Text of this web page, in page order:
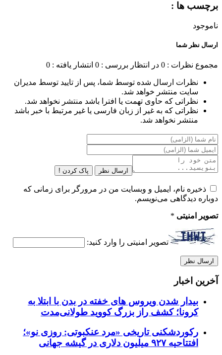
برچسب ها :
ناموجود
ارسال نظر شما
مجموع نظرات : 0 در انتظار بررسی : 0 انتشار یافته : 0
نظرات ارسال شده توسط شما، پس از تایید توسط مدیران
سایت منتشر خواهد شد.
نظراتی که حاوی تهمت یا افترا باشد منتشر نخواهد شد.
نظراتی که به غیر از زبان فارسی یا غیر مرتبط با خبر باشد
منتشر نخواهد شد.
ارسال نظر پاک کردن !
ذخیره نام، ایمیل و وبسایت من در مرورگر برای زمانی که
دوباره دیدگاهی می‌نویسم.
تصویر امنیتی *
تصویر امنیتی را وارد کنید:
آخرین اخبار
بیدار شدن ویروس‌ های خفته در بدن با ابتلا به
کرونا؛ کشف راز بزرگ کووید طولانی‌مدت
رکوردشکنی تاریخی «مرد عنکبوتی: روزی نو»؛
افتتاحیه ۹۲۷ میلیون دلاری در گیشه جهانی